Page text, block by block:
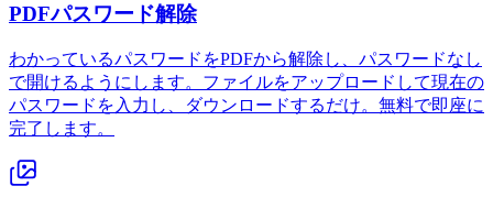
PDFパスワード解除
わかっているパスワードをPDFから解除し、パスワードなし
で開けるようにします。ファイルをアップロードして現在の
パスワードを入力し、ダウンロードするだけ。無料で即座に
完了します。